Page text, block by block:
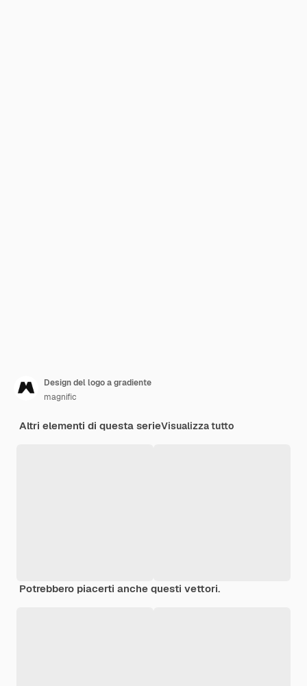
Design del logo a gradiente
magnific
Altri elementi di questa serieVisualizza tutto
Potrebbero piacerti anche questi vettori.